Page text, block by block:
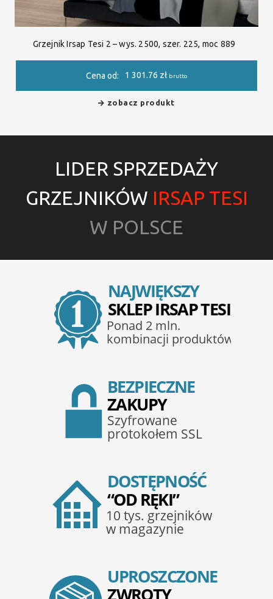
Grzejnik Irsap Tesi 2 – wys. 2500, szer. 225, moc 889
Cena od: 1 301.76 zł brutto
zobacz produkt
LIDER SPRZEDAŻY
GRZEJNIKÓW IRSAP TESI
W POLSCE